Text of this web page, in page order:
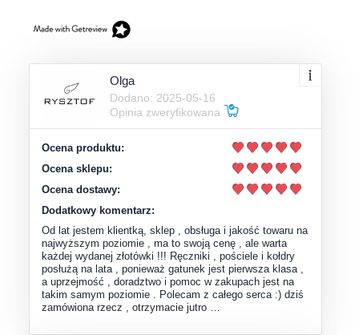
Olga
Dodano: 2025-05-16
Opinia zweryfikowana
Ocena produktu:
Ocena sklepu:
Ocena dostawy:
Dodatkowy komentarz:
Od lat jestem klientką, sklep , obsługa i jakość towaru na
najwyższym poziomie , ma to swoją cenę , ale warta
każdej wydanej złotówki !!! Ręczniki , pościele i kołdry
posłużą na lata , ponieważ gatunek jest pierwsza klasa ,
a uprzejmość , doradztwo i pomoc w zakupach jest na
takim samym poziomie . Polecam z całego serca :) dziś
zamówiona rzecz , otrzymacie jutro …